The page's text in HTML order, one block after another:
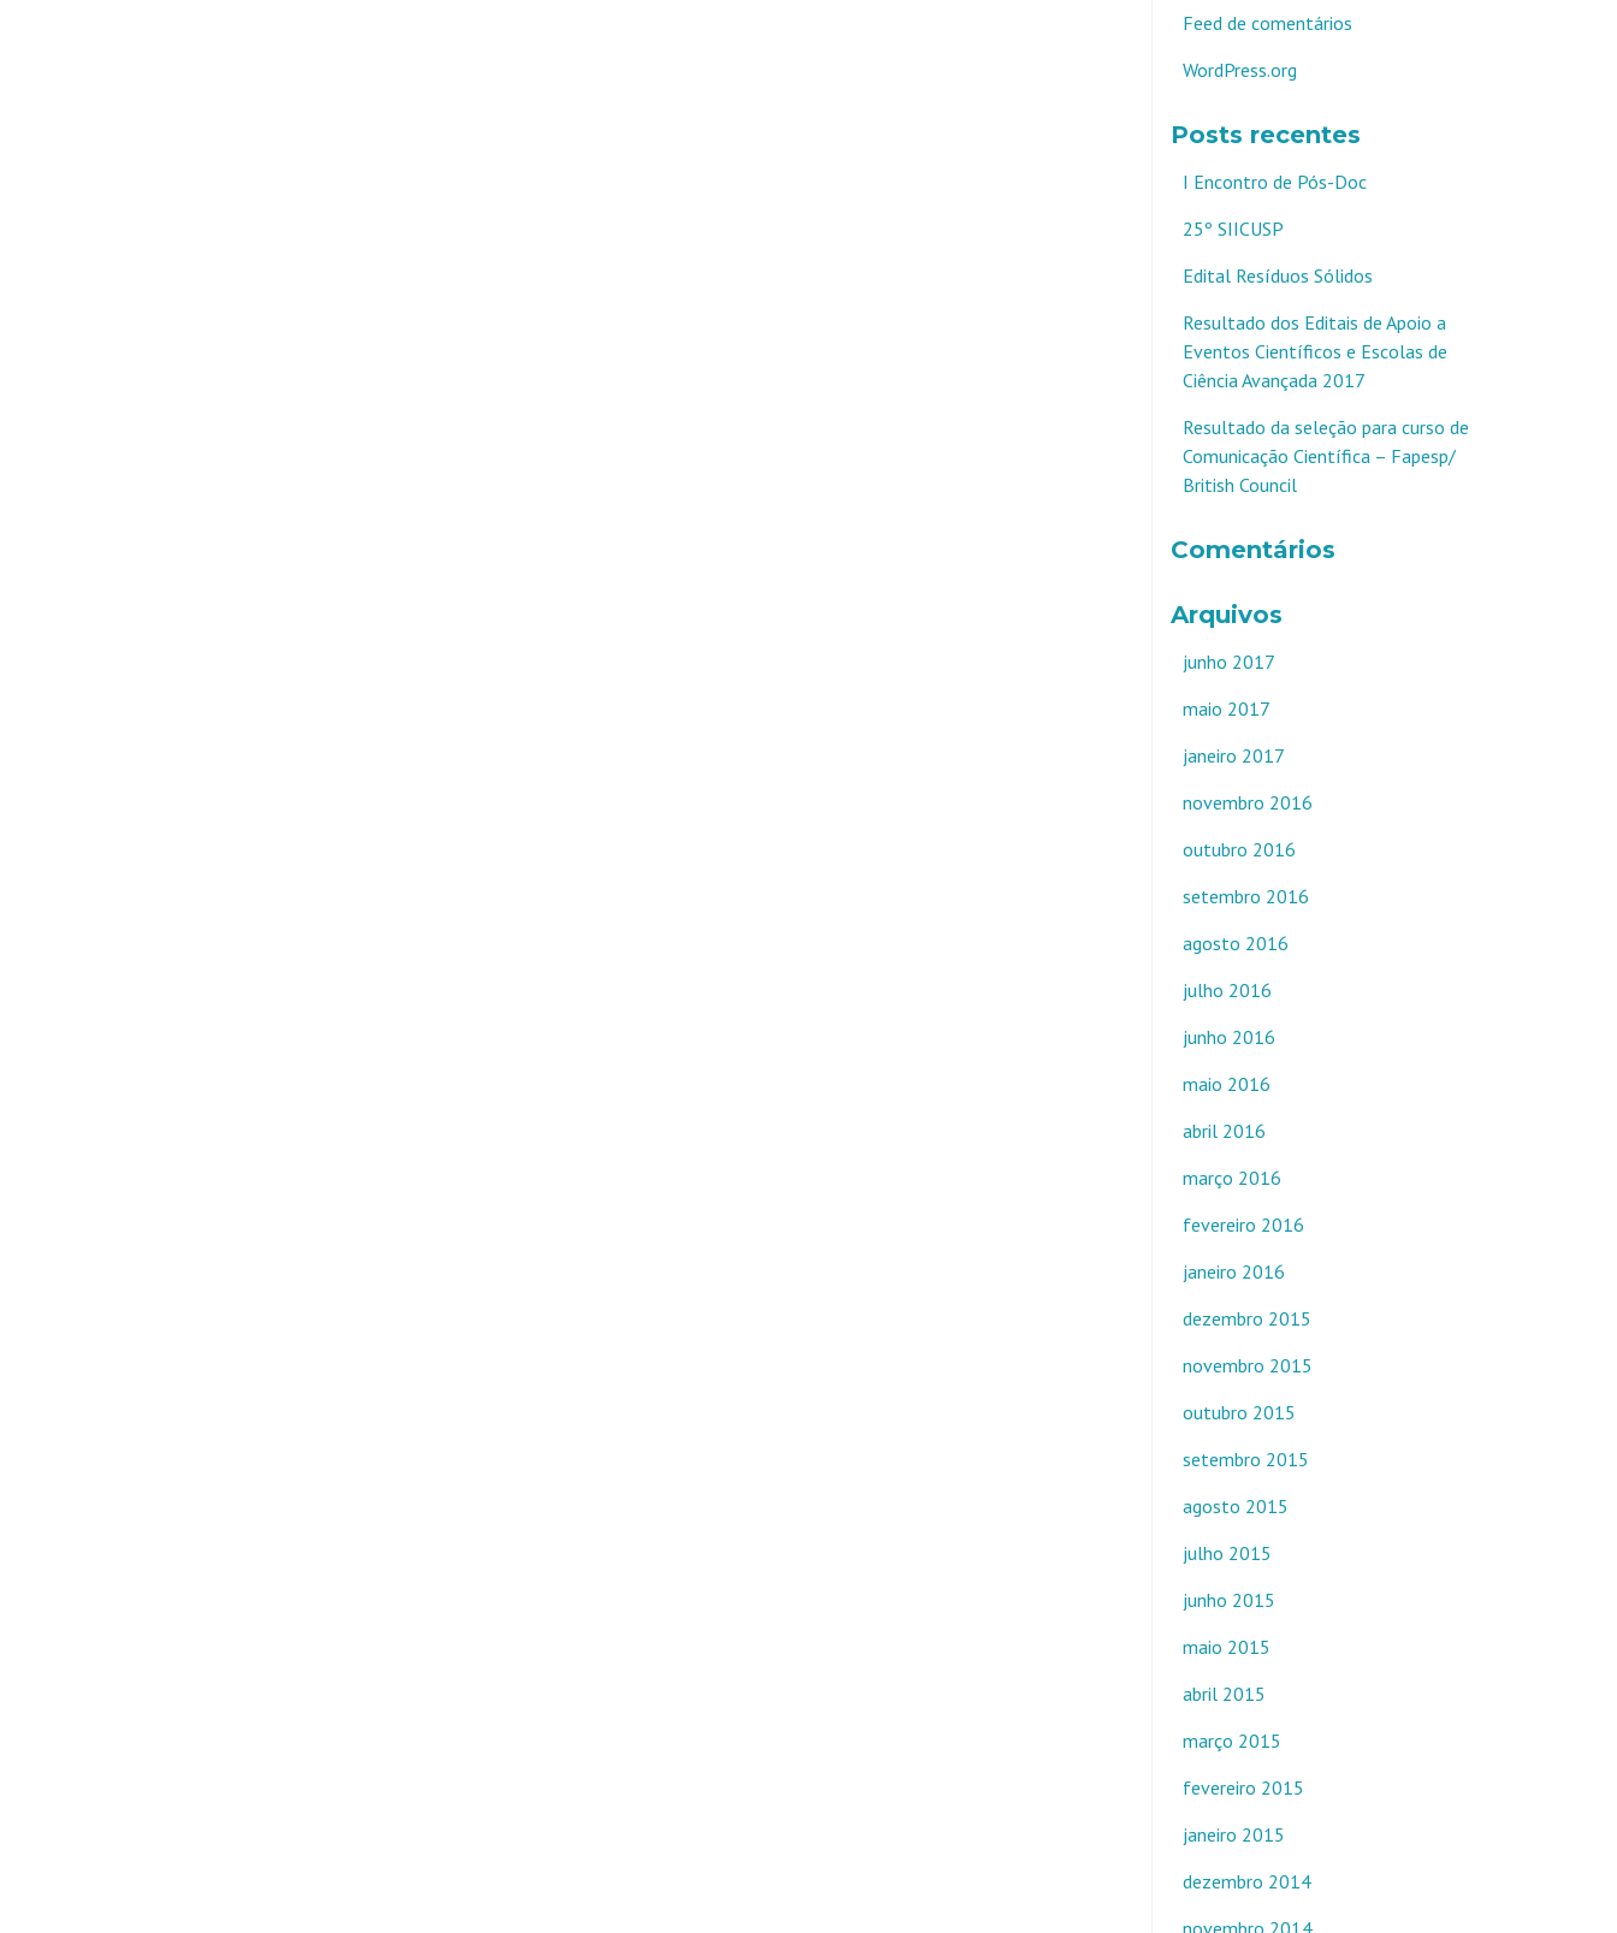
Feed de comentários
WordPress.org
Posts recentes
I Encontro de Pós-Doc
25º SIICUSP
Edital Resíduos Sólidos
Resultado dos Editais de Apoio a
Eventos Científicos e Escolas de
Ciência Avançada 2017
Resultado da seleção para curso de
Comunicação Científica – Fapesp/
British Council
Comentários
Arquivos
junho 2017
maio 2017
janeiro 2017
novembro 2016
outubro 2016
setembro 2016
agosto 2016
julho 2016
junho 2016
maio 2016
abril 2016
março 2016
fevereiro 2016
janeiro 2016
dezembro 2015
novembro 2015
outubro 2015
setembro 2015
agosto 2015
julho 2015
junho 2015
maio 2015
abril 2015
março 2015
fevereiro 2015
janeiro 2015
dezembro 2014
novembro 2014